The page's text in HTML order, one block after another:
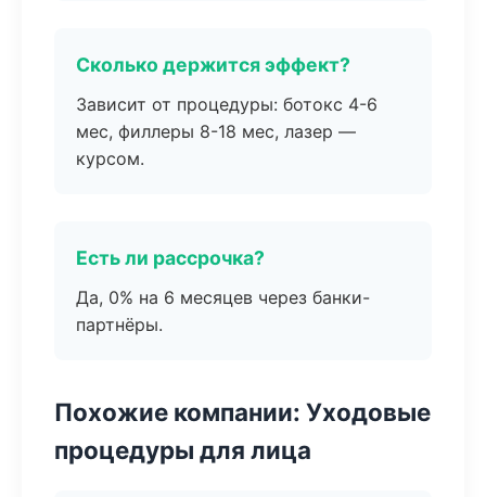
Сколько держится эффект?
Зависит от процедуры: ботокс 4-6
мес, филлеры 8-18 мес, лазер —
курсом.
Есть ли рассрочка?
Да, 0% на 6 месяцев через банки-
партнёры.
Похожие компании: Уходовые
процедуры для лица